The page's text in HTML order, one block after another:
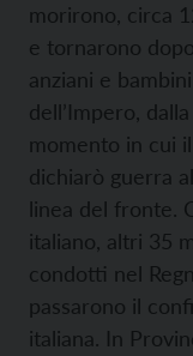
morirono, circa
e tornarono
anziani e
dell’Impero,
momento in cui il
dichiarò guerra
linea del fronte.
italiano, altri 35
condotti nel
passarono il
italiana. In